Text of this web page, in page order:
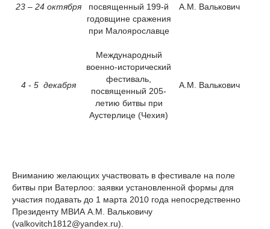
23 – 24 октября
посвященный 199-й
годовщине сражения
при Малоярославце
А.М. Валькович
4 - 5 декабря
Международный
военно-исторический
фестиваль,
посвященный 205-
летию битвы при
Аустерлице (Чехия)
А.М. Валькович
Вниманию желающих участвовать в фестивале на поле
битвы при Ватерлоо: заявки установленной формы для
участия подавать до 1 марта 2010 года непосредственно
Президенту МВИА А.М. Вальковичу
(valkovitch1812@yandex.ru).